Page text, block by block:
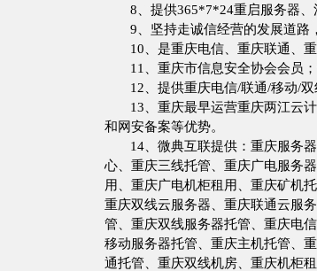
8、提供365*7*24重启服务器、
9、坚持走诚信经营的发展道路
10、是重庆电信、重庆联通、
11、重庆市信息安全协会会员
12、提供重庆电信/联通/移动/
13、重庆最早运营重庆两江云
和网安备案等优势。
14、微典互联提供：重庆服务
心、重庆三线托管、重庆广电服务
用、重庆广电机柜租用、重庆矿机
重庆双线云服务器、重庆联通云服
管、重庆双线服务器托管、重庆电
移动服务器托管、重庆主机托管、
通托管、重庆双线机房、重庆机柜